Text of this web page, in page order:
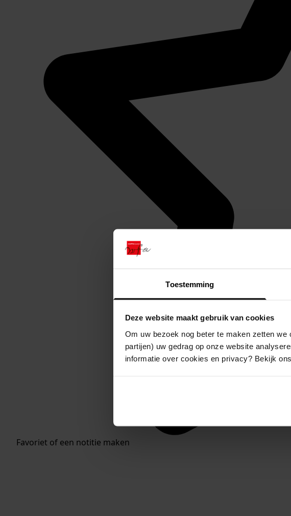
Toestemming
Deze website maakt gebruik van cookies
Om uw bezoek nog beter te maken zetten
partijen) uw gedrag op onze website
informatie over cookies en privacy? Bekijk
Favoriet of een notitie maken